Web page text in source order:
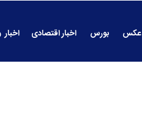
عکس بورس اخبار اقتصادی